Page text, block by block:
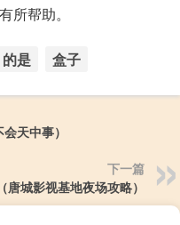
所帮助。
的是 盒子
天中事）
下一篇
城影视基地夜场攻略）